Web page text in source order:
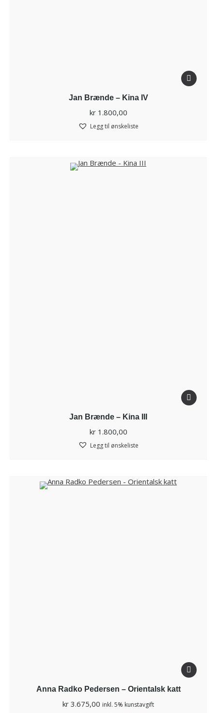
Jan Brænde – Kina IV
kr1.800,00
Legg til ønskeliste
Jan Brænde – Kina III
kr1.800,00
Legg til ønskeliste
Anna Radko Pedersen – Orientalsk katt
kr 3.675,00 inkl. 5% kunstavgift